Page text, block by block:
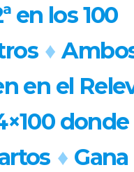
en los 100
♦
en el
♦ Gana